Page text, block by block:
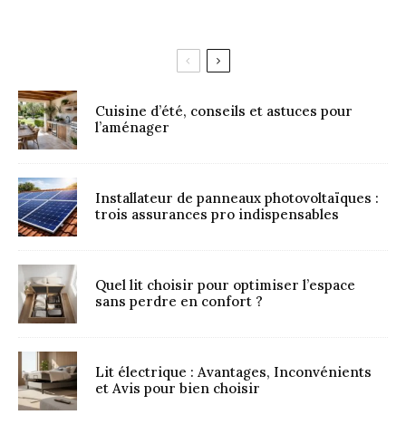
Cuisine d’été, conseils et astuces pour
l’aménager
Installateur de panneaux photovoltaïques :
trois assurances pro indispensables
Quel lit choisir pour optimiser l’espace
sans perdre en confort ?
Lit électrique : Avantages, Inconvénients
et Avis pour bien choisir